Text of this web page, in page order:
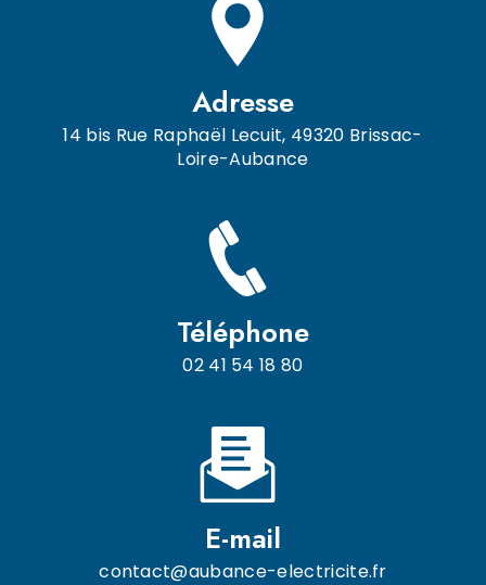
Adresse
14 bis Rue Raphaël Lecuit, 49320 Brissac-
Loire-Aubance
Téléphone
02 41 54 18 80
E-mail
contact@aubance-electricite.fr